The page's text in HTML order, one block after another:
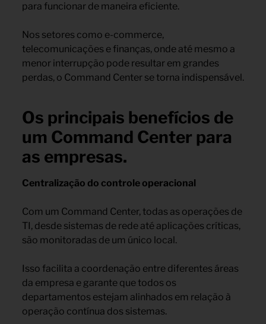
para funcionar de maneira eficiente.
Nos setores como e-commerce,
telecomunicações e finanças, onde até mesmo a
menor interrupção pode resultar em grandes
perdas, o Command Center se torna indispensável.
Os principais benefícios de
um Command Center para
as empresas.
Centralização do controle operacional
Com um Command Center, todas as operações de
TI, desde sistemas de rede até aplicações críticas,
são monitoradas de um único local.
Isso facilita a coordenação entre diferentes áreas
da empresa e garante que todos os
departamentos estejam alinhados em relação à
operação contínua dos sistemas.